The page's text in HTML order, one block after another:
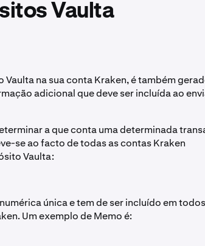
Vaulta
na sua conta Kraken, é também
adicional que deve ser incluída ao
a que conta uma determinada
se ao facto de todas as contas Kraken
Vaulta:
única e tem de ser incluído em
Um exemplo de Memo é: